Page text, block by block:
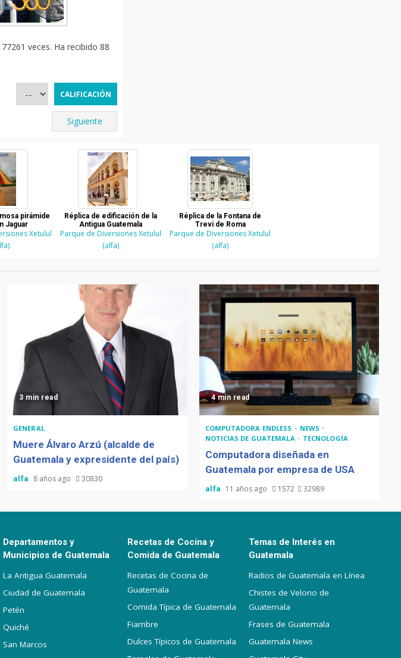
veces. Ha recibido 88
Siguiente
pirámide
Jaguar
Xetulul
Réplica de edificación de la
Antigua Guatemala
Parque de Diversiones Xetulul
(alfa)
Réplica de la Fontana de
Trevi de Roma
Parque de Diversiones Xetulul
(alfa)
3 min read
GENERAL
Muere Álvaro Arzú (alcalde de
Guatemala y expresidente del país)
alfa 8 años ago 30830
4 min read
COMPUTADORA ENDLESS
NEWS
NOTICIAS DE GUATEMALA
TECNOLOGÍA
Computadora diseñada en
Guatemala por empresa de USA
alfa 11 años ago 1572 32989
Departamentos y
Municipios de Guatemala
La Antigua Guatemala
Ciudad de Guatemala
Petén
Quiché
San Marcos
Recetas de Cocina y
Comida de Guatemala
Recetas de Cocina de
Guatemala
Comida Típica de Guatemala
Fiambre
Dulces Típicos de Guatemala
Temas de Interés en
Guatemala
Radios de Guatemala en Línea
Chistes de Velorio de
Guatemala
Frases de Guatemala
Guatemala News